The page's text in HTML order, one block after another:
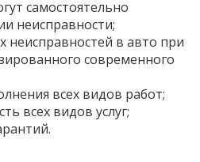
самостоятельно
неисправности;
неисправностей в авто при
современного
всех видов работ;
всех видов услуг;